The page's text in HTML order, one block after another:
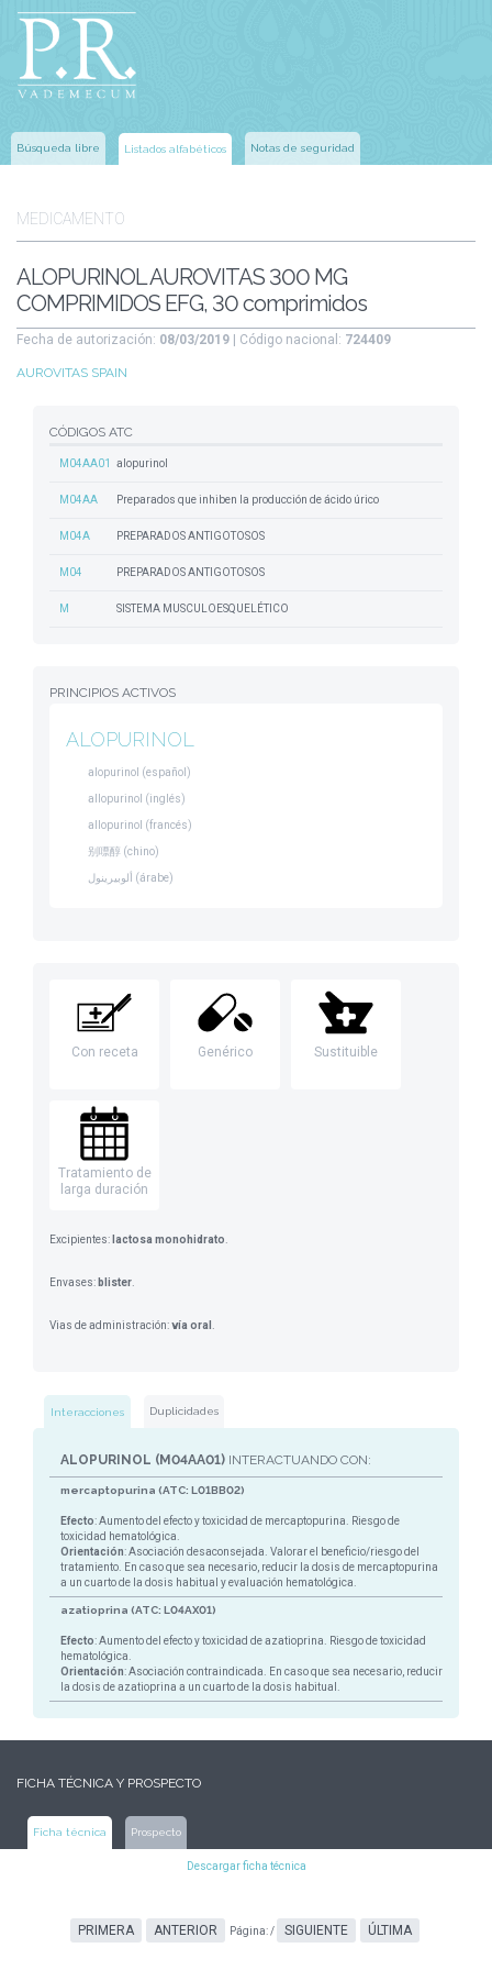
Búsqueda libre Listados alfabéticos Notas de seguridad
MEDICAMENTO
ALOPURINOL AUROVITAS 300 MG
COMPRIMIDOS EFG, 30 comprimidos
Fecha de autorización: 08/03/2019 | Código nacional: 724409
AUROVITAS SPAIN
CÓDIGOS ATC
M04AA01 alopurinol
M04AA Preparados que inhiben la producción de ácido úrico
M04A PREPARADOS ANTIGOTOSOS
M04 PREPARADOS ANTIGOTOSOS
M SISTEMA MUSCULOESQUELÉTICO
PRINCIPIOS ACTIVOS
ALOPURINOL
alopurinol (español)
allopurinol (inglés)
allopurinol (francés)
别嘌醇 (chino)
ألوبيرينول (árabe)
Con receta Genérico Sustituible
Tratamiento de
larga duración
Excipientes: lactosa monohidrato
Envases: blister
Vias de administración:vía oral
Interacciones Duplicidades
ALOPURINOL (M04AA01) INTERACTUANDO CON:
mercaptopurina (ATC: L01BB02)
Efecto: Aumento del efecto y toxicidad de mercaptopurina. Riesgo de
toxicidad hematológica.
Orientación: Asociación desaconsejada. Valorar el beneficio/riesgo del
tratamiento. En caso que sea necesario, reducir la dosis de mercaptopurina
a un cuarto de la dosis habitual y evaluación hematológica.
azatioprina (ATC: L04AX01)
Efecto: Aumento del efecto y toxicidad de azatioprina. Riesgo de toxicidad
hematológica.
Orientación: Asociación contraindicada. En caso que sea necesario, reducir
la dosis de azatioprina a un cuarto de la dosis habitual.
FICHA TÉCNICA Y PROSPECTO
Ficha técnica Prospecto
Descargar ficha técnica
PRIMERA ANTERIOR Página:/ SIGUIENTE ÚLTIMA